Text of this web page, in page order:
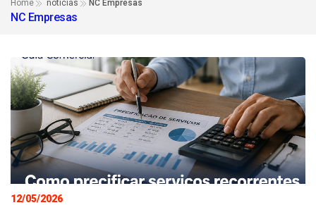
Home noticias NC Empresas
NC Empresas
12/05/2026